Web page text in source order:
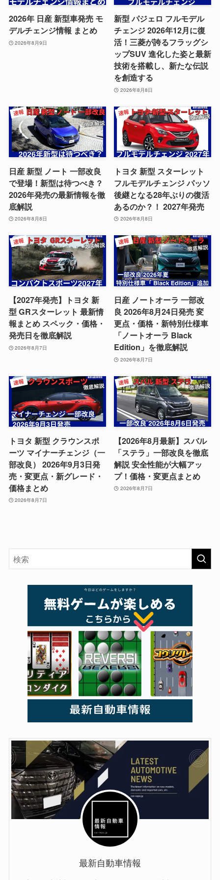
2026年 日産 新型車発売 モ
デルチェンジ情報 まとめ
2026年8月9日
新型 パジェロ フルモデル
チェンジ 2026年12月に復
活！三菱が誇るフラッグシ
ップSUV 進化した姿と最新
技術を搭載し、新たな伝説
を創造する
2026年8月8日
日産 新型 ノート 一部改良
で登場！新型は待つべき？
2026年発売の最新情報を徹
底解説
2026年8月8日
トヨタ 新型 スターレット
フルモデルチェンジ パッソ
後継となる28年ぶりの復活
あるのか？！ 2027年発売
2026年8月8日
【2027年発売】トヨタ 新
型 GRスターレット 最新情
報まとめ スペック・価格・
発売日を徹底解説
2026年8月7日
日産 ノートオーラ 一部改
良 2026年8月24日発売 変
更点・価格・新特別仕様車
「ノートオーラ Black
Edition」を徹底解説
2026年8月7日
トヨタ 新型 クラウンスポ
ーツ マイナーチェンジ（一
部改良） 2026年9月3日発
売・変更点・新グレード・
価格まとめ
2026年8月7日
【2026年8月最新】スバル
「ステラ」一部改良を徹底
解説 安全性能が大幅アッ
プ！価格・変更点まとめ
2026年8月7日
最新自動車情報